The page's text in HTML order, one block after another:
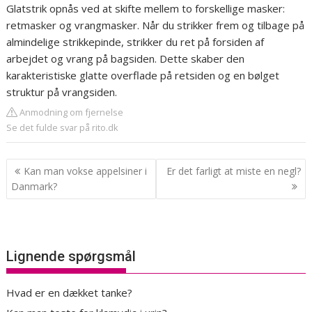
Glatstrik opnås ved at skifte mellem to forskellige masker:
retmasker og vrangmasker. Når du strikker frem og tilbage på
almindelige strikkepinde, strikker du ret på forsiden af
arbejdet og vrang på bagsiden. Dette skaber den
karakteristiske glatte overflade på retsiden og en bølget
struktur på vrangsiden.
Anmodning om fjernelse
Se det fulde svar på rito.dk
Indlægsnavigation
Kan man vokse appelsiner i
Danmark?
Er det farligt at miste en negl?
Lignende spørgsmål
Hvad er en dækket tanke?